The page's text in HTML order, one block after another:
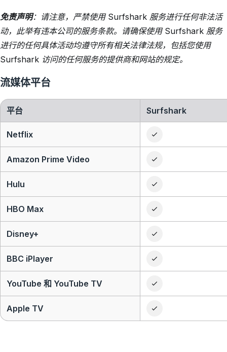
免责声明：请注意，严禁使用 Surfshark 服务进行任何非法活
动，此举有违本公司的服务条款。请确保使用 Surfshark 服务
进行的任何具体活动均遵守所有相关法律法规，包括您使用
Surfshark 访问的任何服务的提供商和网站的规定。
流媒体平台
平台 Surfshark
Netflix
Amazon Prime Video
Hulu
HBO Max
Disney+
BBC iPlayer
YouTube 和 YouTube TV
Apple TV